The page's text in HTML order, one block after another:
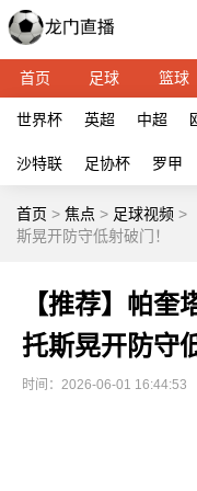
首页 足球 篮球
世界杯 英超 中超
沙特联 足协杯 罗甲
首页 > 焦点 > 足球视频 >
斯晃开防守低射破门！
【推荐】帕奎
托斯晃开防守
时间：2026-06-01 16:44:53